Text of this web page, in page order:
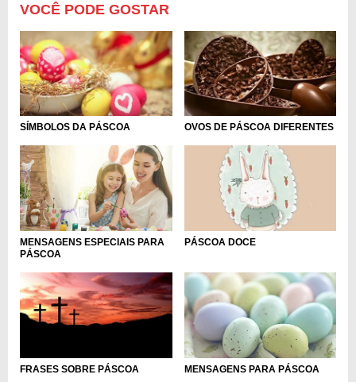
VOCÊ PODE GOSTAR
SÍMBOLOS DA PÁSCOA OVOS DE PÁSCOA DIFERENTES
MENSAGENS ESPECIAIS PARA
PÁSCOA
PÁSCOA DOCE
FRASES SOBRE PÁSCOA MENSAGENS PARA PÁSCOA